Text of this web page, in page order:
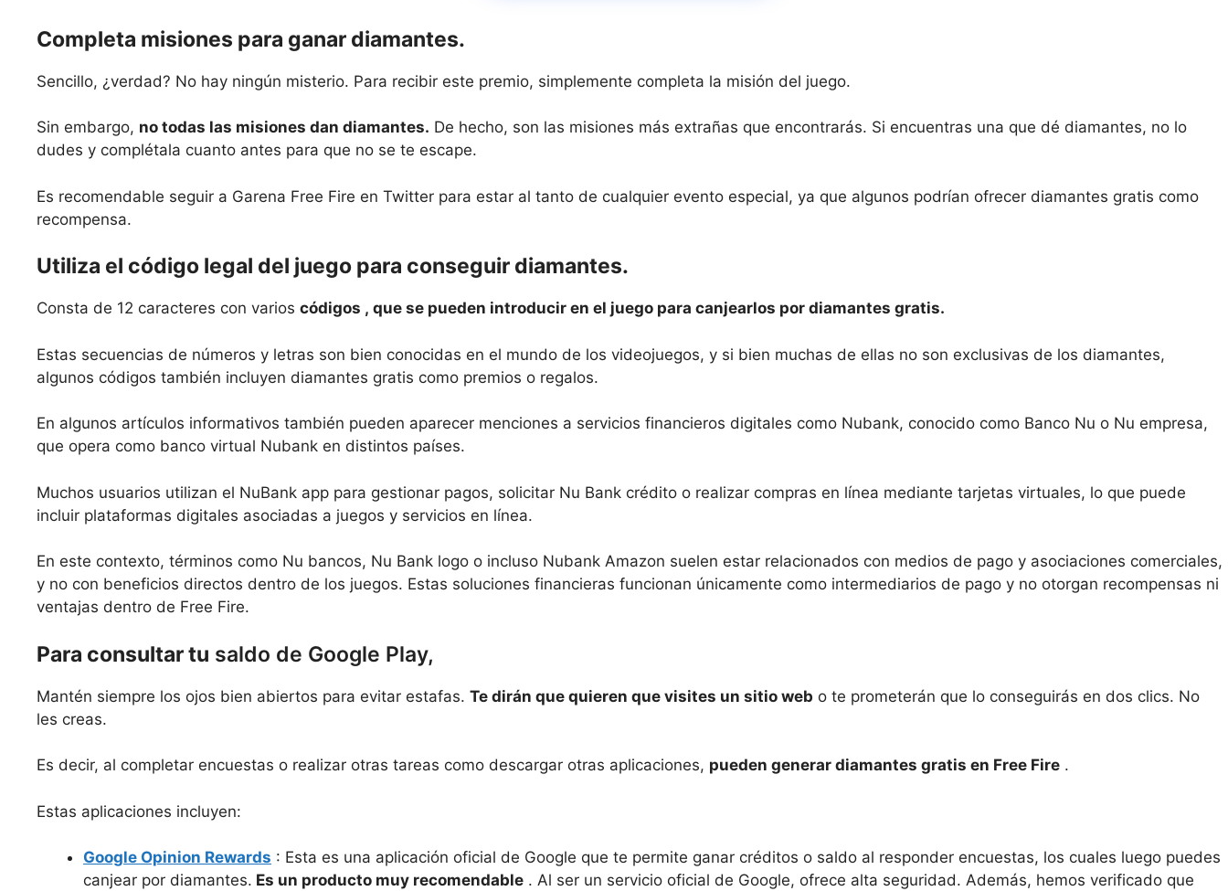
Completa misiones para ganar diamantes.
Sencillo, ¿verdad? No hay ningún misterio. Para recibir este premio, simplemente completa la misión del juego.
Sin embargo, no todas las misiones dan diamantes. De hecho, son las misiones más extrañas que encontrarás. Si encuentras una que dé diamantes, no lo
dudes y complétala cuanto antes para que no se te escape.
Es recomendable seguir a Garena Free Fire en Twitter para estar al tanto de cualquier evento especial, ya que algunos podrían ofrecer diamantes gratis como
recompensa.
Utiliza el código legal del juego para conseguir diamantes.
Consta de 12 caracteres con varios códigos , que se pueden introducir en el juego para canjearlos por diamantes gratis.
Estas secuencias de números y letras son bien conocidas en el mundo de los videojuegos, y si bien muchas de ellas no son exclusivas de los diamantes,
algunos códigos también incluyen diamantes gratis como premios o regalos.
En algunos artículos informativos también pueden aparecer menciones a servicios financieros digitales como Nubank, conocido como Banco Nu o Nu empresa,
que opera como banco virtual Nubank en distintos países.
Muchos usuarios utilizan el NuBank app para gestionar pagos, solicitar Nu Bank crédito o realizar compras en línea mediante tarjetas virtuales, lo que puede
incluir plataformas digitales asociadas a juegos y servicios en línea.
En este contexto, términos como Nu bancos, Nu Bank logo o incluso Nubank Amazon suelen estar relacionados con medios de pago y asociaciones comerciales,
y no con beneficios directos dentro de los juegos. Estas soluciones financieras funcionan únicamente como intermediarios de pago y no otorgan recompensas ni
ventajas dentro de Free Fire.
Para consultar tu saldo de Google Play,
Mantén siempre los ojos bien abiertos para evitar estafas. Te dirán que quieren que visites un sitio web o te prometerán que lo conseguirás en dos clics. No
les creas.
Es decir, al completar encuestas o realizar otras tareas como descargar otras aplicaciones, pueden generar diamantes gratis en Free Fire .
Estas aplicaciones incluyen:
Google Opinion Rewards : Esta es una aplicación oficial de Google que te permite ganar créditos o saldo al responder encuestas, los cuales luego puedes
canjear por diamantes. Es un producto muy recomendable . Al ser un servicio oficial de Google, ofrece alta seguridad. Además, hemos verificado que